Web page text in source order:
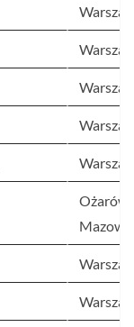
Ożarów